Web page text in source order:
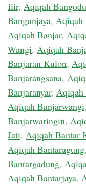
Ilir, Aqiqah
Bangunjaya, Aqiqah
Aqiqah Banjar,
Wangi, Aqiqah
Banjaran Kulon,
Banjarangsana,
Banjaranyar, Aqiqah
Aqiqah Banjarwangi,
Banjarwaringin,
Jati, Aqiqah Bantar
Aqiqah Bantaragung,
Bantargadung,
Aqiqah Bantarjaya,